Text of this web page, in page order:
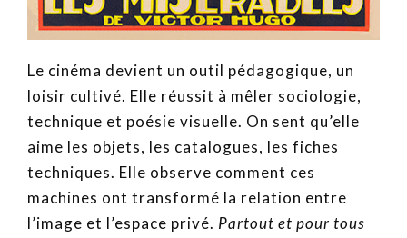
Le cinéma devient un outil pédagogique, un
loisir cultivé. Elle réussit à mêler sociologie,
technique et poésie visuelle. On sent qu’elle
aime les objets, les catalogues, les fiches
techniques. Elle observe comment ces
machines ont transformé la relation entre
l’image et l’espace privé. Partout et pour tous